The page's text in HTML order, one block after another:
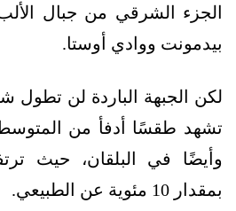
الجزء الشرقي من جبال
بيدمونت ووادي أوستا.
لكن الجبهة الباردة لن تطول
تشهد طقسًا أدفأ من
وأيضًا في البلقان، حيث
بمقدار 10 مئوية عن الطبيعي.